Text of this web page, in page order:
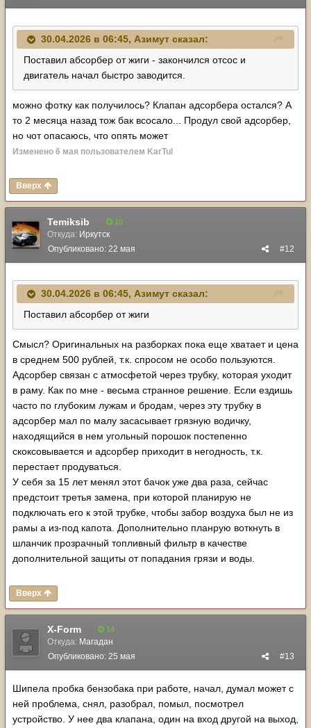
30.04.2026 в 06:45, Азимут сказал:
Поставил абсорбер от жиги - закончился отсос и
двигатель начал быстро заводится.
можно фотку как получилось? Клапан адсорбера остался? А
то 2 месяца назад тож бак всосало... Продул свой адсорбер,
но чот опасаюсь, что опять может
Изменено 6 мая пользователем KarTul
Вверх
Temiksib 10
Откуда: Иркутск
#12
Опубликовано: 22 мая
30.04.2026 в 06:45, Азимут сказал:
Поставил абсорбер от жиги
Смысл? Оригинальных на разборках пока еще хватает и цена
в среднем 500 рублей, т.к. спросом не особо пользуются.
Адсорбер связан с атмосфетой через трубку, которая уходит
в раму. Как по мне - весьма странное решение. Если ездишь
часто по глубоким лужам и бродам, через эту трубку в
адсорбер мал по малу засасывает грязную водичку,
находящийся в нем угольный порошок постепенно
скоксовывается и адсорбер приходит в негодность, т.к.
перестает продуваться.
У себя за 15 лет менял этот бачок уже два раза, сейчас
предстоит третья замена, при которой планирую не
подключать его к этой трубке, чтобы забор воздуха был не из
рамы а из-под капота. Дополнительно планрую воткнуть в
шланчик прозрачный топливный фильтр в качестве
дополнительной защиты от попадания грязи и воды.
Вверх
X-Form 14
Откуда: Магадан
#13
Опубликовано: 25 мая
Шипела пробка бензобака при работе, начал, думал может с
ней проблема, снял, разобрал, помыл, посмотрел
устройство. У нее два клапана, один на вход другой на выход,